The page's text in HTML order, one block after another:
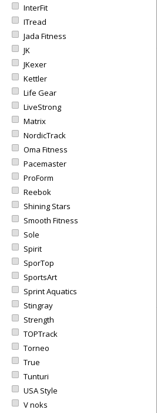
InterFit
ITread
Jada Fitness
JK
JKexer
Kettler
Life Gear
LiveStrong
Matrix
NordicTrack
Oma Fitness
Pacemaster
ProForm
Reebok
Shining Stars
Smooth Fitness
Sole
Spirit
SporTop
SportsArt
Sprint Aquatics
Stingray
Strength
TOPTrack
Torneo
True
Tunturi
USA Style
V noks